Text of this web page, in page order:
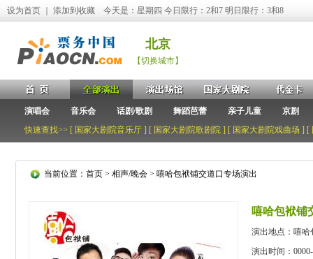
设为首页 添加到收藏 今天是：星期四 今日限行：2和7 明日限行：3和8
北京
【切换城市】
演唱会 音乐会 话剧/歌剧 舞蹈芭蕾 亲子儿童
京剧
快速查找>> [ 国家大剧院音乐厅 ] [ 国家大剧院歌剧院 ] [ 国家大剧院戏曲场 ] [
当前位置： 首页> 相声/晚会> 嘻哈包袱铺交道口专场演出
嘻哈包袱铺
演出地点：嘻哈
演出时间：